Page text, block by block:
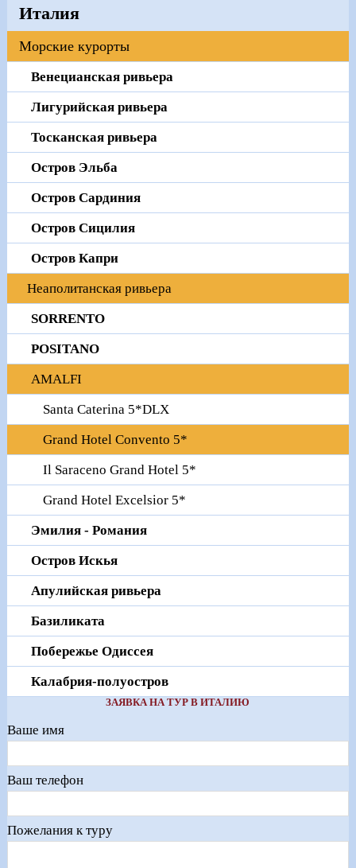
Италия
Морские курорты
Венецианская ривьера
Лигурийская ривьера
Тосканская ривьера
Остров Эльба
Остров Сардиния
Остров Сицилия
Остров Капри
Неаполитанская ривьера
SORRENTO
POSITANO
AMALFI
Santa Caterina 5*DLX
Grand Hotel Convento 5*
Il Saraceno Grand Hotel 5*
Grand Hotel Excelsior 5*
Эмилия - Романия
Остров Искья
Апулийская ривьера
Базиликата
Побережье Одиссея
Калабрия-полуостров
ЗАЯВКА НА ТУР В ИТАЛИЮ
Ваше имя
Ваш телефон
Пожелания к туру